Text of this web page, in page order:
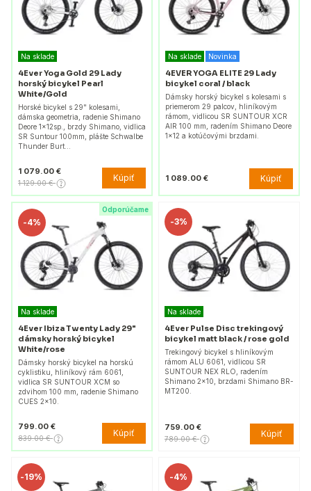
Na sklade
4Ever Yoga Gold 29 Lady
horský bicykel Pearl
White/Gold
Horské bicykel s 29" kolesami,
dámska geometria, radenie Shimano
Deore 1x12sp., brzdy Shimano, vidlica
SR Suntour 100mm, plášte Schwalbe
Thunder Burt…
1 079.00 €
1 129.00 € Kúpiť
Na sklade Novinka
4EVER YOGA ELITE 29 Lady
bicykel coral / black
Dámsky horský bicykel s kolesami s
priemerom 29 palcov, hliníkovým
rámom, vidlicou SR SUNTOUR XCR
AIR 100 mm, radením Shimano Deore
1x12 a kotúčovými brzdami.
1 089.00 € Kúpiť
Odporúčame
-4%
Na sklade
4Ever Ibiza Twenty Lady 29"
dámsky horský bicykel
White/rose
Dámsky horský bicykel na horskú
cyklistiku, hliníkový rám 6061,
vidlica SR SUNTOUR XCM so
zdvihom 100 mm, radenie Shimano
CUES 2x10.
799.00 €
839.00 € Kúpiť
-3%
Na sklade
4Ever Pulse Disc trekingový
bicykel matt black / rose gold
Trekingový bicykel s hliníkovým
rámom ALU 6061, vidlicou SR
SUNTOUR NEX RLO, radením
Shimano 2x10, brzdami Shimano BR-
MT200.
759.00 €
789.00 € Kúpiť
-19% -4%